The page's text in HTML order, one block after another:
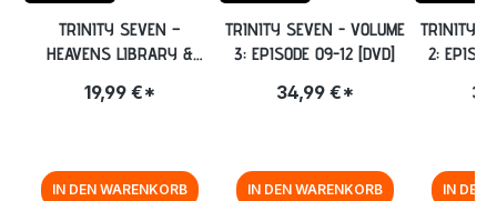
TRINITY SEVEN –
HEAVENS LIBRARY &
[DVD]
19,99 €*
IN DEN WARENKORB
TRINITY SEVEN - VOLUME
3: EPISODE 09-12 [DVD]
34,99 €*
IN DEN WARENKORB
TRINITY
2:
IN DEN